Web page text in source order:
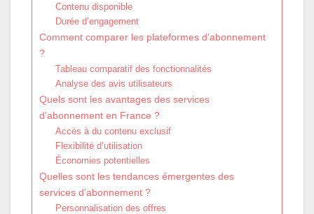
Contenu disponible
Durée d’engagement
Comment comparer les plateformes d’abonnement
?
Tableau comparatif des fonctionnalités
Analyse des avis utilisateurs
Quels sont les avantages des services
d’abonnement en France ?
Accès à du contenu exclusif
Flexibilité d’utilisation
Économies potentielles
Quelles sont les tendances émergentes des
services d’abonnement ?
Personnalisation des offres